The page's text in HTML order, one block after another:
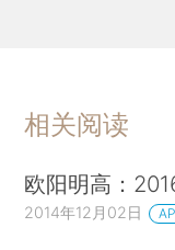
相关阅读
欧阳明高：
2014年12月02日